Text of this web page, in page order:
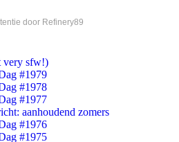
door Refinery89
very sfw!)
#1979
#1978
#1977
aanhoudend zomers
#1976
#1975